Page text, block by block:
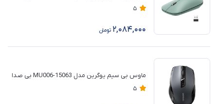
5
2,084,000 تومان
ماوس بی سیم یوگرین مدل 15063-MU006 بی صدا
5